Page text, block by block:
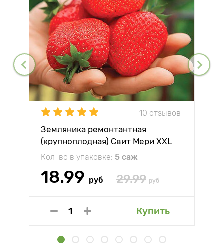
10 отзывов
Земляника ремонтантная
(крупноплодная) Свит Мери XXL
Кол-во в упаковке: 5 саж
18.99 руб 29.99 руб
Купить